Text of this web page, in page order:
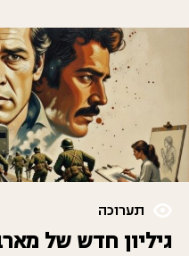
תערוכה
גיליון חדש של